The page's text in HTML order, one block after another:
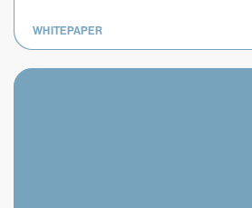
WHITEPAPER